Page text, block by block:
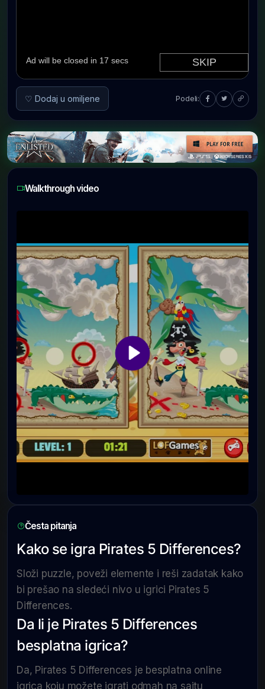
♡ Dodaj u omiljene Podeli:
Walkthrough video
Česta pitanja
Kako se igra Pirates 5 Differences?
Složi puzzle, poveži elemente i reši zadatak kako
bi prešao na sledeći nivo u igrici Pirates 5
Differences.
Da li je Pirates 5 Differences
besplatna igrica?
Da, Pirates 5 Differences je besplatna online
igrica koju možete igrati odmah na sajtu